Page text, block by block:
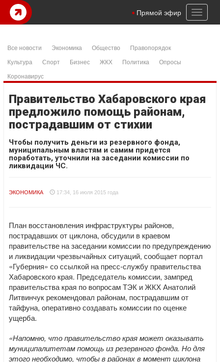
Toggle
Прямой эфир
Все новости Экономика Общество
Правопорядок
Культура
Спорт Бизнес ЖКХ Политика
Опросы
Коронавирус
Правительство Хабаровского края
предложило помощь районам,
пострадавшим от стихии
Чтобы получить деньги из резервного фонда,
муниципальным властям и самим придется
поработать, уточнили на заседании комиссии по
ликвидации ЧС.
ЭКОНОМИКА 17:34, 16 июля 2015 года
План восстановления инфраструктуры районов,
пострадавших от циклона, обсудили в краевом
правительстве на заседании комиссии по предупреждению
и ликвидации чрезвычайных ситуаций, сообщает портал
«Губерния» со ссылкой на пресс-службу правительства
Хабаровского края. Председатель комиссии, зампред
правительства края по вопросам ТЭК и ЖКХ Анатолий
Литвинчук рекомендовал районам, пострадавшим от
тайфуна, оперативно создавать комиссии по оценке
ущерба.
«Напомню, что правительство края может оказывать
муниципалитетам помощь из резервного фонда. Но для
этого необходимо, чтобы в районах в момент циклона